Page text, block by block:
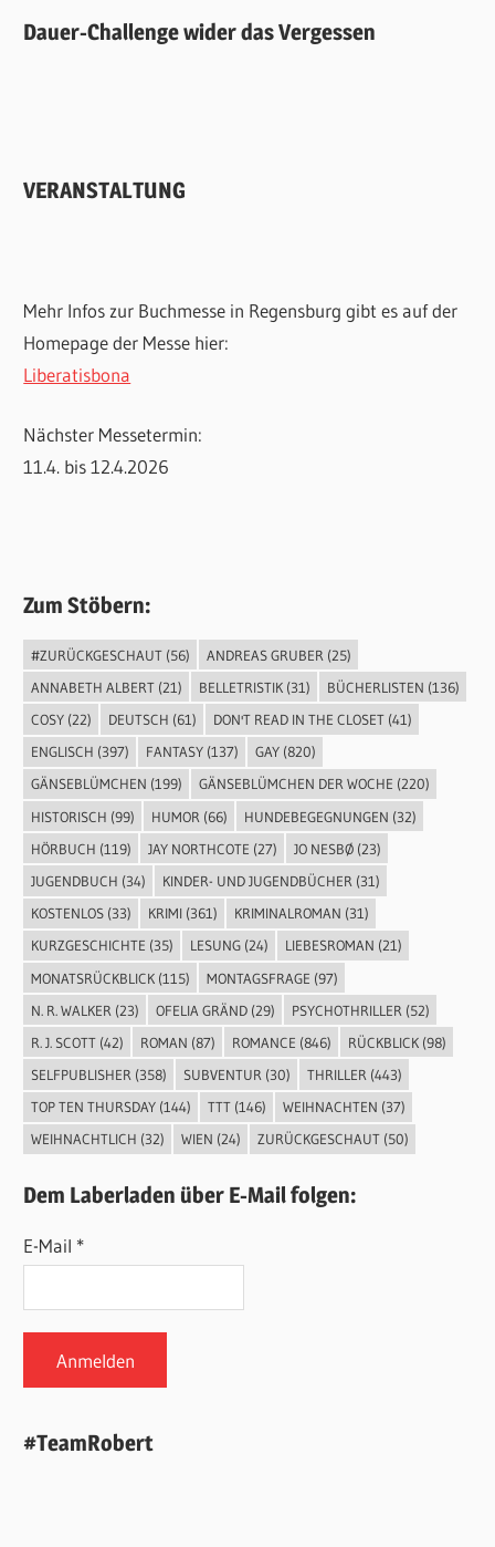
Dauer-Challenge wider das Vergessen
VERANSTALTUNG
Mehr Infos zur Buchmesse in Regensburg gibt es auf der
Homepage der Messe hier:
Liberatisbona
Nächster Messetermin:
11.4. bis 12.4.2026
Zum Stöbern:
#ZURÜCKGESCHAUT(56) ANDREAS GRUBER (25)
ANNABETH ALBERT(21) BELLETRISTIK(31) BÜCHERLISTEN (136)
COSY(22) DEUTSCH (61) DON'T READ IN THE CLOSET(41)
ENGLISCH (397) FANTASY(137) GAY(820)
GÄNSEBLÜMCHEN (199) GÄNSEBLÜMCHEN DER WOCHE (220)
HISTORISCH (99) HUMOR (66) HUNDEBEGEGNUNGEN (32)
HÖRBUCH (119) JAY NORTHCOTE (27) JO NESBØ(23)
JUGENDBUCH (34) KINDER- UND JUGENDBÜCHER (31)
KOSTENLOS(33) KRIMI(361) KRIMINALROMAN (31)
KURZGESCHICHTE (35) LESUNG(24) LIEBESROMAN (21)
MONATSRÜCKBLICK(115) MONTAGSFRAGE (97)
N. R. WALKER (23) OFELIA GRÄND(29) PSYCHOTHRILLER (52)
R. J. SCOTT(42) ROMAN (87) ROMANCE (846) RÜCKBLICK(98)
SELFPUBLISHER (358) SUBVENTUR (30) THRILLER (443)
TOP TEN THURSDAY(144) TTT(146) WEIHNACHTEN (37)
WEIHNACHTLICH (32) WIEN (24) ZURÜCKGESCHAUT(50)
Dem Laberladen über E-Mail folgen:
E-Mail *
#TeamRobert